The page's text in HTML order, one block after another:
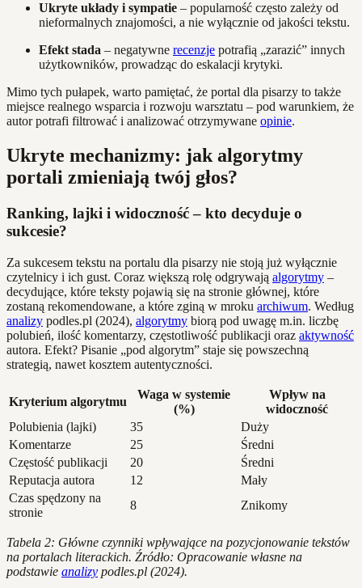
Ukryte układy i sympatie – popularność często zależy od
nieformalnych znajomości, a nie wyłącznie od jakości tekstu.
Efekt stada – negatywne recenzje potrafią „zarazić” innych
użytkowników, prowadząc do eskalacji krytyki.
Mimo tych pułapek, warto pamiętać, że portal dla pisarzy to także
miejsce realnego wsparcia i rozwoju warsztatu – pod warunkiem, że
autor potrafi filtrować i analizować otrzymywane opinie.
Ukryte mechanizmy: jak algorytmy
portali zmieniają twój głos?
Ranking, lajki i widoczność – kto decyduje o
sukcesie?
Za sukcesem tekstu na portalu dla pisarzy nie stoją już wyłącznie
czytelnicy i ich gust. Coraz większą rolę odgrywają algorytmy –
decydujące, które teksty pojawią się na stronie głównej, które
zostaną rekomendowane, a które zginą w mroku archiwum. Według
analizy podles.pl (2024), algorytmy biorą pod uwagę m.in. liczbę
polubień, ilość komentarzy, częstotliwość publikacji oraz aktywność
autora. Efekt? Pisanie „pod algorytm” staje się powszechną
strategią, nawet kosztem autentyczności.
Kryterium algorytmu
Waga w systemie
(%)
Wpływ na
widoczność
Polubienia (lajki)
35
Duży
Komentarze
25
Średni
Częstość publikacji
20
Średni
Reputacja autora
12
Mały
Czas spędzony na
stronie
8 Znikomy
Tabela 2: Główne czynniki wpływające na pozycjonowanie tekstów
na portalach literackich. Źródło: Opracowanie własne na
podstawie analizy podles.pl (2024).